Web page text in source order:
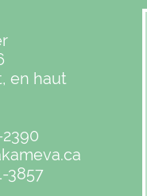
en haut
3857